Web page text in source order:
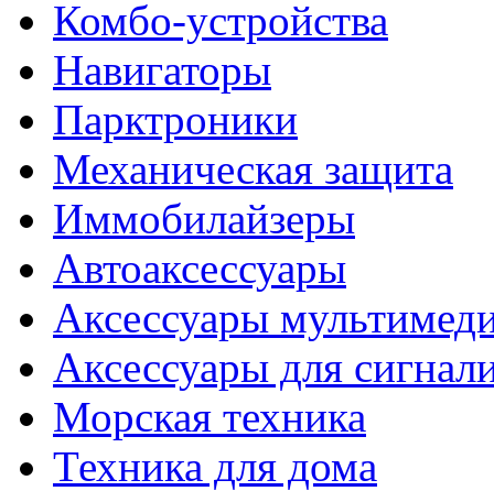
Комбо-устройства
Навигаторы
Парктроники
Механическая защита
Иммобилайзеры
Автоаксессуары
Аксессуары
Аксессуары для
Морская техника
Техника для дома